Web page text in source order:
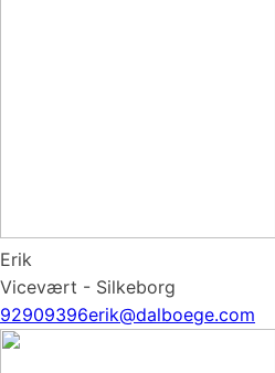
Erik
Vicevært - Silkeborg
92909396erik@dalboege.com